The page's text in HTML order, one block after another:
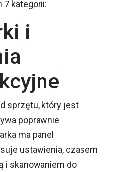
7 kategorii:
i
sprzętu, który jest
poprawnie
ma panel
ustawienia, czasem
i skanowaniem do